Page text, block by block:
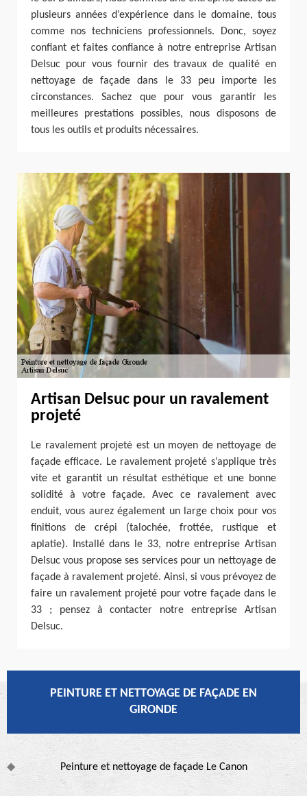
plusieurs années d’expérience dans le domaine, tous
comme nos techniciens professionnels. Donc, soyez
confiant et faites confiance à notre entreprise Artisan
Delsuc pour vous fournir des travaux de qualité en
nettoyage de façade dans le 33 peu importe les
circonstances. Sachez que pour vous garantir les
meilleures prestations possibles, nous disposons de
tous les outils et produits nécessaires.
Artisan Delsuc pour un ravalement
projeté
Le ravalement projeté est un moyen de nettoyage de
façade efficace. Le ravalement projeté s’applique très
vite et garantit un résultat esthétique et une bonne
solidité à votre façade. Avec ce ravalement avec
enduit, vous aurez également un large choix pour vos
finitions de crépi (talochée, frottée, rustique et
aplatie). Installé dans le 33, notre entreprise Artisan
Delsuc vous propose ses services pour un nettoyage de
façade à ravalement projeté. Ainsi, si vous prévoyez de
faire un ravalement projeté pour votre façade dans le
33 ; pensez à contacter notre entreprise Artisan
Delsuc.
PEINTURE ET NETTOYAGE DE FAÇADE EN
GIRONDE
Peinture et nettoyage de façade Le Canon